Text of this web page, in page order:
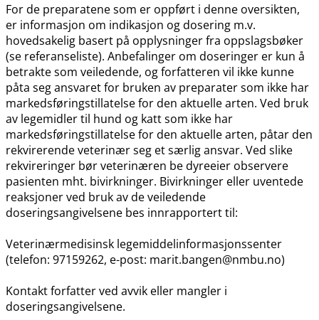
For de preparatene som er oppført i denne oversikten,
er informasjon om indikasjon og dosering m.v.
hovedsakelig basert på opplysninger fra oppslagsbøker
(se referanseliste). Anbefalinger om doseringer er kun å
betrakte som veiledende, og forfatteren vil ikke kunne
påta seg ansvaret for bruken av preparater som ikke har
markedsføringstillatelse for den aktuelle arten. Ved bruk
av legemidler til hund og katt som ikke har
markedsføringstillatelse for den aktuelle arten, påtar den
rekvirerende veterinær seg et særlig ansvar. Ved slike
rekvireringer bør veterinæren be dyreeier observere
pasienten mht. bivirkninger. Bivirkninger eller uventede
reaksjoner ved bruk av de veiledende
doseringsangivelsene bes innrapportert til:
Veterinærmedisinsk legemiddelinformasjonssenter
(telefon: 97159262, e-post: marit.bangen@nmbu.no)
Kontakt forfatter ved avvik eller mangler i
doseringsangivelsene.